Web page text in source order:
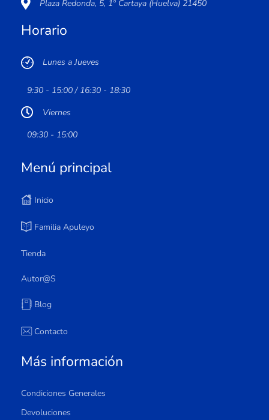
Plaza Redonda, 5, 1º Cartaya (Huelva) 21450
Horario
Lunes a Jueves
9:30 - 15:00 / 16:30 - 18:30
Viernes
09:30 - 15:00
Menú principal
Inicio
Familia Apuleyo
Tienda
Autor@s
Blog
Contacto
Más información
Condiciones Generales
Devoluciones